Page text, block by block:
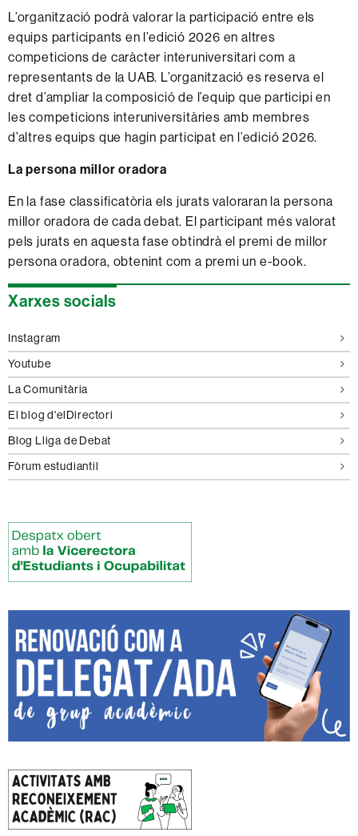
L’organització podrà valorar la participació entre els
equips participants en l’edició 2026 en altres
competicions de caràcter interuniversitari com a
representants de la UAB. L’organització es reserva el
dret d’ampliar la composició de l’equip que participi en
les competicions interuniversitàries amb membres
d’altres equips que hagin participat en l’edició 2026.
La persona millor oradora
En la fase classificatòria els jurats valoraran la persona
millor oradora de cada debat. El participant més valorat
pels jurats en aquesta fase obtindrà el premi de millor
persona oradora, obtenint com a premi un e-book.
Informació
Xarxes socials
Instagram
Youtube
La Comunitària
El blog d'elDirectori
Blog Lliga de Debat
Fòrum estudiantil